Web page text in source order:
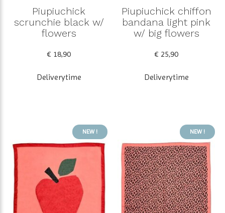
Piupiuchick
scrunchie black w/
flowers
€ 18,90
Deliverytime
Piupiuchick chiffon
bandana light pink
w/ big flowers
€ 25,90
Deliverytime
NEW ! NEW !